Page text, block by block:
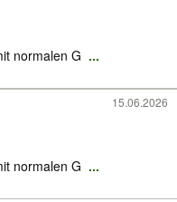
normalen G ...
15.06.2026
normalen G ...